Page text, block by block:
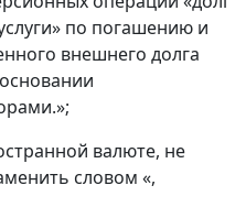
по погашению и
внешнего долга
валюте, не
словом «,